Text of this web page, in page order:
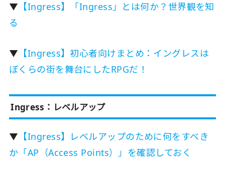
▼ 【Ingress】「Ingress」とは何か？世界観を知
る
▼ 【Ingress】初心者向けまとめ：イングレスは
ぼくらの街を舞台にしたRPGだ！
Ingress：レベルアップ
▼ 【Ingress】レベルアップのために何をすべき
か「AP（Access Points）」を確認しておく